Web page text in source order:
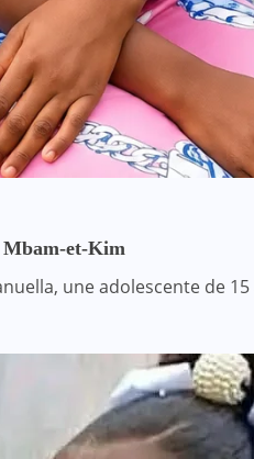
Mbam-et-Kim
une adolescente de